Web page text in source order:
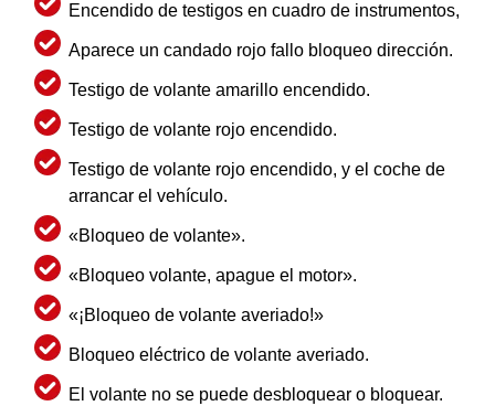
Encendido de testigos en cuadro de instrumentos,
Aparece un candado rojo fallo bloqueo dirección.
Testigo de volante amarillo encendido.
Testigo de volante rojo encendido.
Testigo de volante rojo encendido, y el coche de
arrancar el vehículo.
«Bloqueo de volante».
«Bloqueo volante, apague el motor».
«¡Bloqueo de volante averiado!»
Bloqueo eléctrico de volante averiado.
El volante no se puede desbloquear o bloquear.